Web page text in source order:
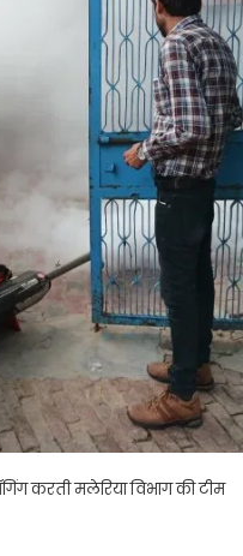
करती मलेरिया विभाग की टीम